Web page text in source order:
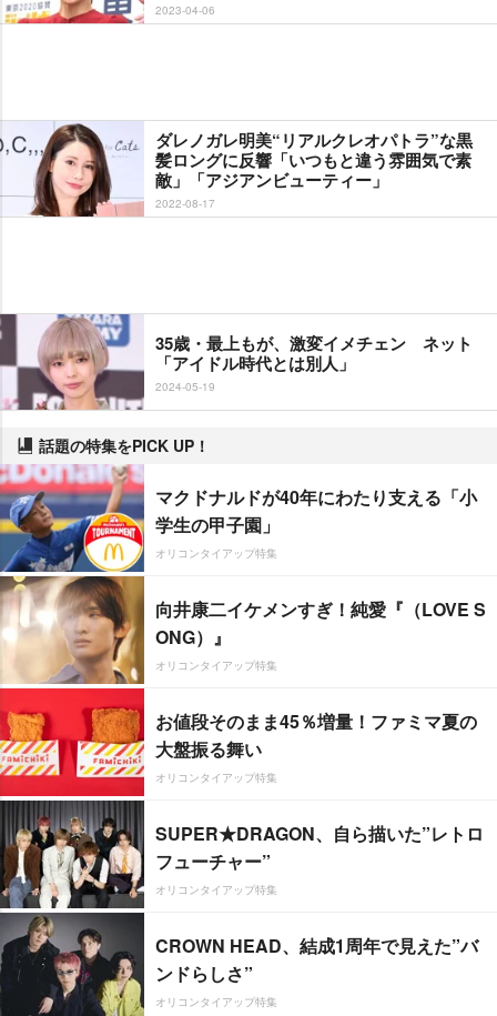
2023-04-06
ダレノガレ明美“リアルクレオパトラ”な黒
髪ロングに反響「いつもと違う雰囲気で素
敵」「アジアンビューティー」
2022-08-17
35歳・最上もが、激変イメチェン ネット
「アイドル時代とは別人」
2024-05-19
話題の特集をPICK UP！
マクドナルドが40年にわたり支える「小
学生の甲子園」
オリコンタイアップ特集
向井康二イケメンすぎ！純愛『（LOVE S
ONG）』
オリコンタイアップ特集
お値段そのまま45％増量！ファミマ夏の
大盤振る舞い
オリコンタイアップ特集
SUPER★DRAGON、自ら描いた”レトロ
フューチャー”
オリコンタイアップ特集
CROWN HEAD、結成1周年で見えた”バ
ンドらしさ”
オリコンタイアップ特集